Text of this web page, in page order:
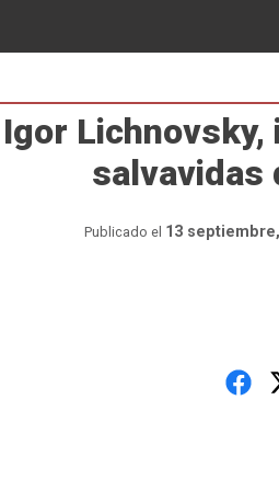
Igor
salvavidas
Publicado el 13